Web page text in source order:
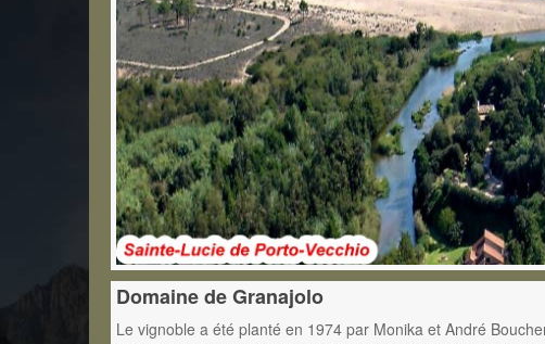
Domaine de Granajolo
Le vignoble a été planté en 1974 par Monika et André